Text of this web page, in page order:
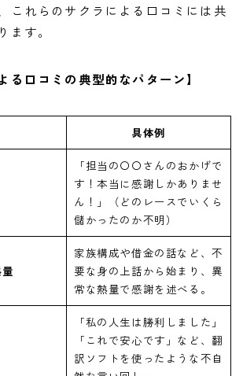
これらのサクラによる口コミには共
ます。
る口コミの典型的なパターン】
具体例
「担当の〇〇さんのおかげで
す！本当に感謝しかありませ
ん！」（どのレースでいくら
儲かったのか不明）
家族構成や借金の話など、不
要な身の上話から始まり、異
常な熱量で感謝を述べる。
「私の人生は勝利しました」
「これで安心です」など、翻
訳ソフトを使ったような不自